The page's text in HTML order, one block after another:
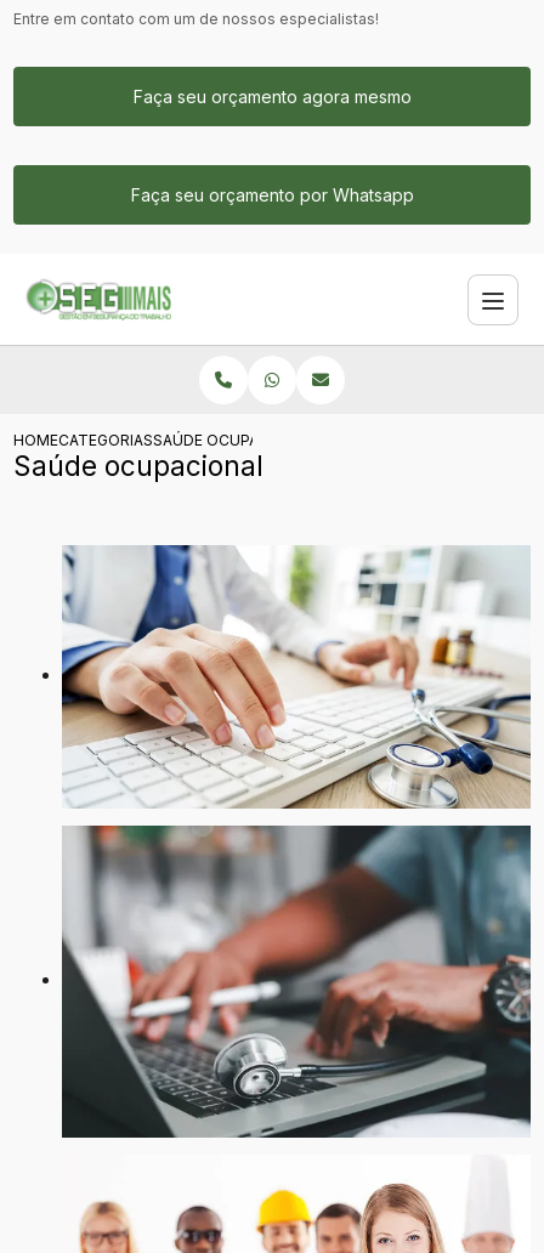
Entre em contato com um de nossos especialistas!
Faça seu orçamento agora mesmo
Faça seu orçamento por Whatsapp
HOMECATEGORIASSAÚDE OCUPACIONAL
Saúde ocupacional